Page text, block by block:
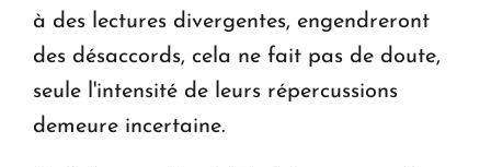
à des lectures divergentes, engendreront
des désaccords, cela ne fait pas de doute,
seule l'intensité de leurs répercussions
demeure incertaine.